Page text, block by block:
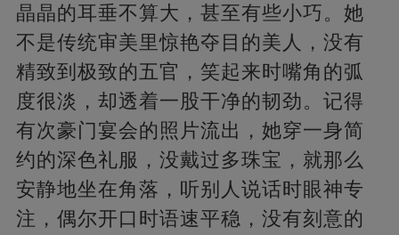
晶晶的耳垂不算大，甚至有些小巧。她
不是传统审美里惊艳夺目的美人，没有
精致到极致的五官，笑起来时嘴角的弧
度很淡，却透着一股干净的韧劲。记得
有次豪门宴会的照片流出，她穿一身简
约的深色礼服，没戴过多珠宝，就那么
安静地坐在角落，听别人说话时眼神专
注，偶尔开口时语速平稳，没有刻意的